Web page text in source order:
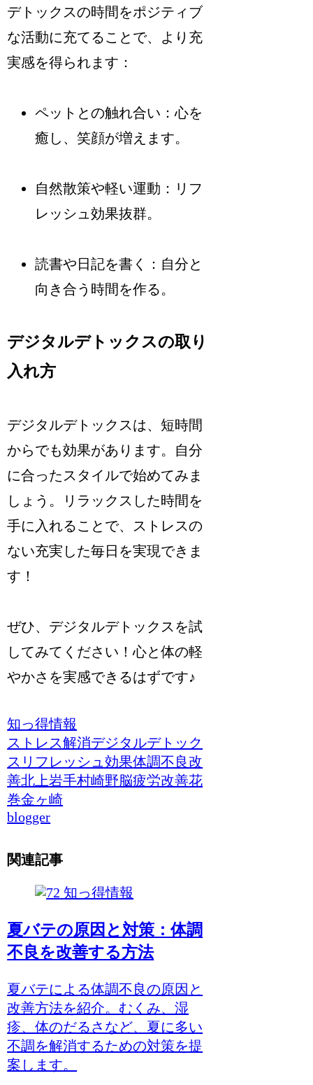
デトックスの時間をポジティブ
な活動に充てることで、より充
実感を得られます：
ペットとの触れ合い：心を
癒し、笑顔が増えます。
自然散策や軽い運動：リフ
レッシュ効果抜群。
読書や日記を書く：自分と
向き合う時間を作る。
デジタルデトックスの取り
入れ方
デジタルデトックスは、短時間
からでも効果があります。自分
に合ったスタイルで始めてみま
しょう。リラックスした時間を
手に入れることで、ストレスの
ない充実した毎日を実現できま
す！
ぜひ、デジタルデトックスを試
してみてください！心と体の軽
やかさを実感できるはずです♪
知っ得情報
ストレス解消デジタルデトック
ス リフレッシュ効果体調不良改
善北上岩手村崎野脳疲労改善花
巻金ヶ崎
blogger
関連記事
知っ得情報
夏バテの原因と対策：体調
不良を改善する方法
夏バテによる体調不良の原因と
改善方法を紹介。むくみ、湿
疹、体のだるさなど、夏に多い
不調を解消するための対策を提
案します。